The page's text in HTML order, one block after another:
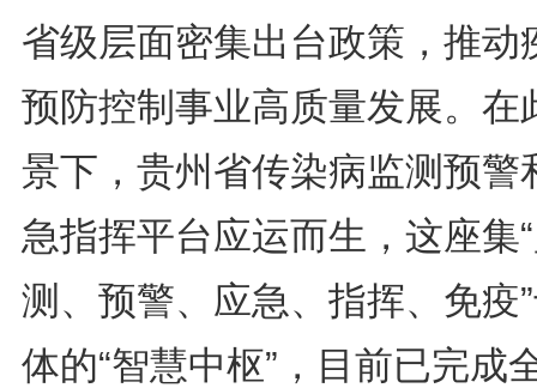
省级层面密集出台政策，推动
预防控制事业高质量发展。在
景下，贵州省传染病监测预警
急指挥平台应运而生，这座集
测、预警、应急、指挥、免疫
体的“智慧中枢”，目前已完成